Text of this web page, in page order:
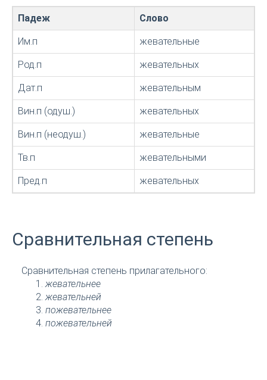
Падеж Слово
Им.п жевательные
Род.п жевательных
Дат.п жевательным
Вин.п (одуш.) жевательных
Вин.п (неодуш.) жевательные
Тв.п жевательными
Пред.п жевательных
Сравнительная степень
Сравнительная степень прилагательного:
жевательнее
жевательней
пожевательнее
пожевательней